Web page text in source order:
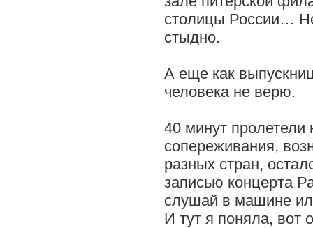
столицы России…
стыдно.
А еще как
человека не верю.
40 минут
сопереживания,
разных стран,
записью концерта
слушай в машине
И тут я поняла, вот